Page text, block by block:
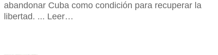
abandonar Cuba como condición para recuperar la
libertad. ... Leer…